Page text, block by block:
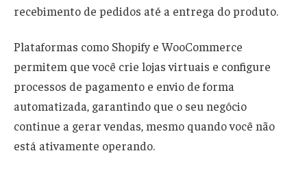
recebimento de pedidos até a entrega do produto.
Plataformas como Shopify e WooCommerce
permitem que você crie lojas virtuais e configure
processos de pagamento e envio de forma
automatizada, garantindo que o seu negócio
continue a gerar vendas, mesmo quando você não
está ativamente operando.